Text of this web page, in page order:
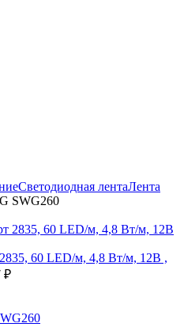
Светодиодная лентаЛента
SWG260
2835, 60 LED/м, 4,8 Вт/м, 12В ,
₽